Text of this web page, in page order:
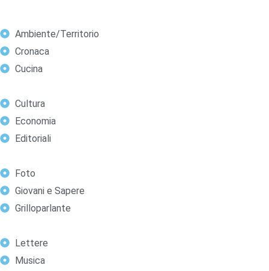
Ambiente/Territorio
Cronaca
Cucina
Cultura
Economia
Editoriali
Foto
Giovani e Sapere
Grilloparlante
Lettere
Musica